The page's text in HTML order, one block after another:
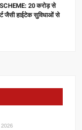
20 करोड़ से
जैसी हाईटेक सुविधाओं से